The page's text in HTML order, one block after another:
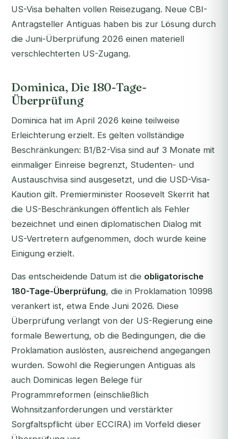
US-Visa behalten vollen Reisezugang. Neue CBI-
Antragsteller Antiguas haben bis zur Lösung durch
die Juni-Überprüfung 2026 einen materiell
verschlechterten US-Zugang.
Dominica, Die 180-Tage-
Überprüfung
Dominica hat im April 2026 keine teilweise
Erleichterung erzielt. Es gelten vollständige
Beschränkungen: B1/B2-Visa sind auf 3 Monate mit
einmaliger Einreise begrenzt, Studenten- und
Austauschvisa sind ausgesetzt, und die USD-Visa-
Kaution gilt. Premierminister Roosevelt Skerrit hat
die US-Beschränkungen öffentlich als Fehler
bezeichnet und einen diplomatischen Dialog mit
US-Vertretern aufgenommen, doch wurde keine
Einigung erzielt.
Das entscheidende Datum ist die obligatorische
180-Tage-Überprüfung, die in Proklamation 10998
verankert ist, etwa Ende Juni 2026. Diese
Überprüfung verlangt von der US-Regierung eine
formale Bewertung, ob die Bedingungen, die die
Proklamation auslösten, ausreichend angegangen
wurden. Sowohl die Regierungen Antiguas als
auch Dominicas legen Belege für
Programmreformen (einschließlich
Wohnsitzanforderungen und verstärkter
Sorgfaltspflicht über ECCIRA) im Vorfeld dieser